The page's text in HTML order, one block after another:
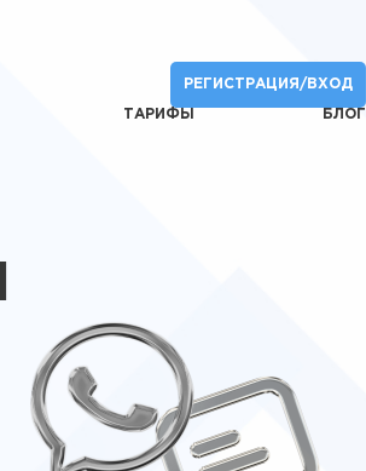
РЕГИСТРАЦИЯ/ВХОД
ТАРИФЫ БЛОГ